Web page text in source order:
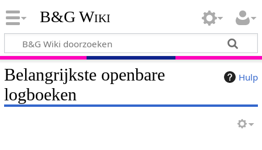
B&G Wiki
Hulp
Belangrijkste openbare
logboeken